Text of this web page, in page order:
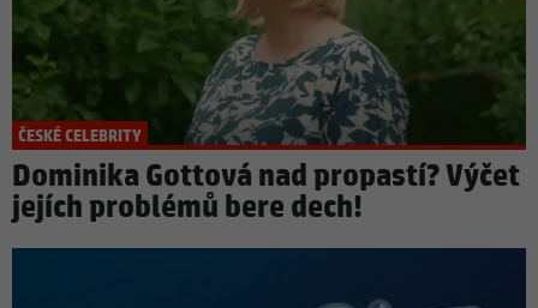
ČESKÉ CELEBRITY
Dominika Gottová nad propastí? Výčet
jejích problémů bere dech!